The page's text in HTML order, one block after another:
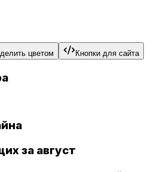
цветом Кнопки для сайта
за август